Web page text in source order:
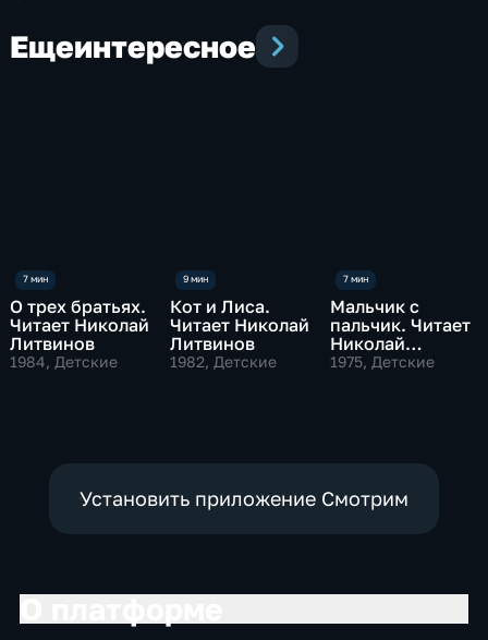
Ещеинтересное
О трех братьях.
Читает Николай
Литвинов
1984, Детские
Кот и Лиса.
Читает Николай
Литвинов
1982, Детские
Мальчик с
пальчик. Читает
Николай
Литвинов
1975, Детские
Установить приложение Смотрим